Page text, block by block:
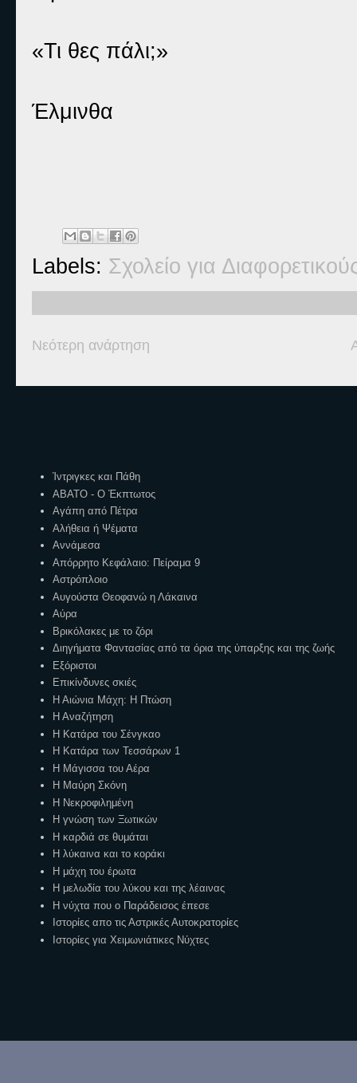
«Τι θες πάλι;»
Έλμινθα
Labels: Σχολείο για
Νεότερη ανάρτηση
Ίντριγκες και Πάθη
ΑΒΑΤΟ - Ο Έκπτωτος
Αγάπη από Πέτρα
Αλήθεια ή Ψέματα
Αννάμεσα
Απόρρητο Κεφάλαιο: Πείραμα 9
Αστρόπλοιο
Αυγούστα Θεοφανώ η Λάκαινα
Αύρα
Βρικόλακες με το ζόρι
Διηγήματα Φαντασίας από τα όρια της ύπαρξης και της ζωής
Εξόριστοι
Επικίνδυνες σκιές
Η Αιώνια Μάχη: Η Πτώση
Η Αναζήτηση
Η Κατάρα του Σένγκαο
Η Κατάρα των Τεσσάρων 1
Η Μάγισσα του Αέρα
Η Μαύρη Σκόνη
Η Νεκροφιλημένη
Η γνώση των Ξωτικών
Η καρδιά σε θυμάται
Η λύκαινα και το κοράκι
Η μάχη του έρωτα
Η μελωδία του λύκου και της λέαινας
Η νύχτα που ο Παράδεισος έπεσε
Ιστορίες απο τις Αστρικές Αυτοκρατορίες
Ιστορίες για Χειμωνιάτικες Νύχτες